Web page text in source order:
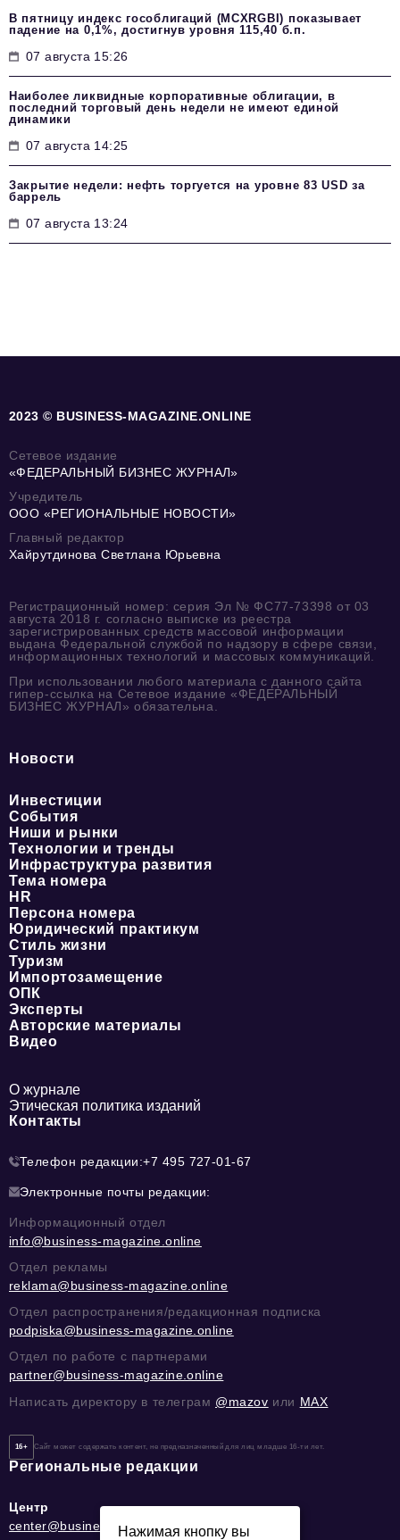
В пятницу индекс гособлигаций (MCXRGBI) показывает
падение на 0,1%, достигнув уровня 115,40 б.п.
07 августа 15:26
Наиболее ликвидные корпоративные облигации, в
последний торговый день недели не имеют единой
динамики
07 августа 14:25
Закрытие недели: нефть торгуется на уровне 83 USD за
баррель
07 августа 13:24
2023 © BUSINESS-MAGAZINE.ONLINE
Сетевое издание
«ФЕДЕРАЛЬНЫЙ БИЗНЕС ЖУРНАЛ»
Учредитель
ООО «РЕГИОНАЛЬНЫЕ НОВОСТИ»
Главный редактор
Хайрутдинова Светлана Юрьевна
Регистрационный номер: серия Эл № ФС77-73398 от 03
августа 2018 г. согласно выписке из реестра
зарегистрированных средств массовой информации
выдана Федеральной службой по надзору в сфере связи,
информационных технологий и массовых коммуникаций.
При использовании любого материала с данного сайта
гипер-ссылка на Сетевое издание «ФЕДЕРАЛЬНЫЙ
БИЗНЕС ЖУРНАЛ» обязательна.
Новости
Инвестиции
События
Ниши и рынки
Технологии и тренды
Инфраструктура развития
Тема номера
HR
Персона номера
Юридический практикум
Стиль жизни
Туризм
Импортозамещение
ОПК
Эксперты
Авторские материалы
Видео
О журнале
Этическая политика изданий
Контакты
Телефон редакции:+7 495 727-01-67
Электронные почты редакции:
Информационный отдел
info@business-magazine.online
Отдел рекламы
reklama@business-magazine.online
Отдел распространения/редакционная подписка
podpiska@business-magazine.online
Отдел по работе с партнерами
partner@business-magazine.online
Написать директору в телеграм @mazov или MAX
16+ Сайт может содержать контент, не предназначенный для лиц младше 16-ти лет.
Региональные редакции
Центр
center@business-magazine.online
Нажимая кнопку вы